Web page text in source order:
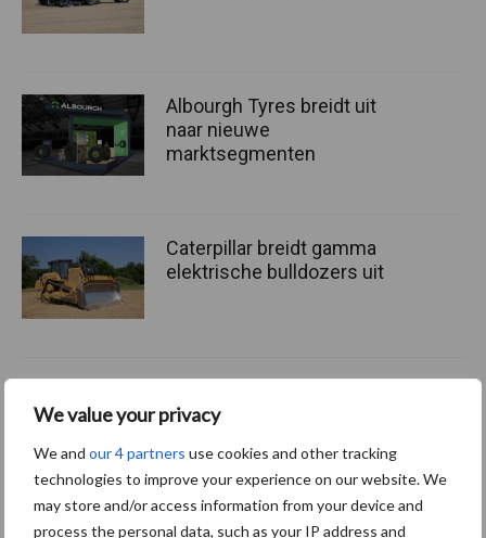
We value your privacy
We and our 4 partners use cookies and other tracking
technologies to improve your experience on our website. We
may store and/or access information from your device and
process the personal data, such as your IP address and
Albourgh Tyres breidt uit
naar nieuwe
marktsegmenten
Caterpillar breidt gamma
elektrische bulldozers uit
Themapagina's
Bemesting Gewas & ruwvoer Loonwerk